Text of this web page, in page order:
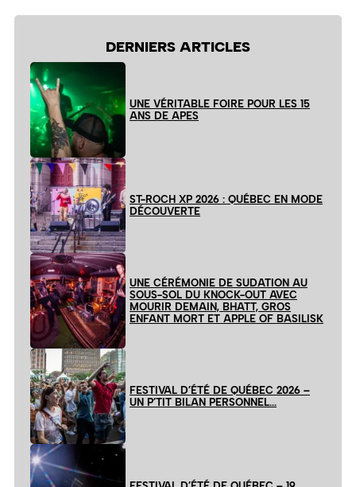
DERNIERS ARTICLES
UNE VÉRITABLE FOIRE POUR LES 15
ANS DE APES
ST-ROCH XP 2026 : QUÉBEC EN MODE
DÉCOUVERTE
UNE CÉRÉMONIE DE SUDATION AU
SOUS-SOL DU KNOCK-OUT AVEC
MOURIR DEMAIN, BHATT, GROS
ENFANT MORT ET APPLE OF BASILISK
FESTIVAL D’ÉTÉ DE QUÉBEC 2026 –
UN P’TIT BILAN PERSONNEL…